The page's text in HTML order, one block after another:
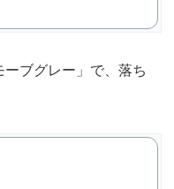
ブグレー」で、落ち